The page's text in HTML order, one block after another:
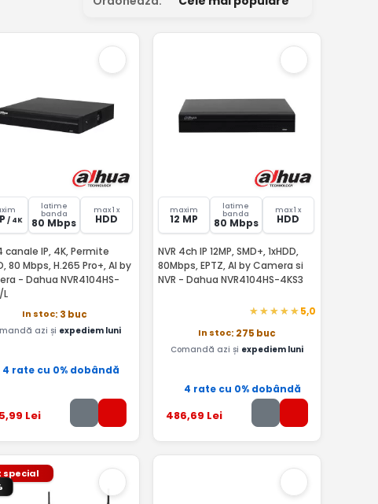
/ 4K
latime
banda
80 Mbps
max 1 x
HDD
canale IP, 4K, Permite
80 Mbps, H.265 Pro+, AI by
- Dahua NVR4104HS-
L
In stoc: 3 buc
azi și expediem luni
4 rate cu 0% dobândă
,99 Lei
maxim
12 MP
latime
banda
80 Mbps
max 1 x
HDD
NVR 4ch IP 12MP, SMD+, 1xHDD,
80Mbps, EPTZ, AI by Camera si
NVR - Dahua NVR4104HS-4KS3
5,0
In stoc: 275 buc
Comandă azi și expediem luni
4 rate cu 0% dobândă
486,69 Lei
special